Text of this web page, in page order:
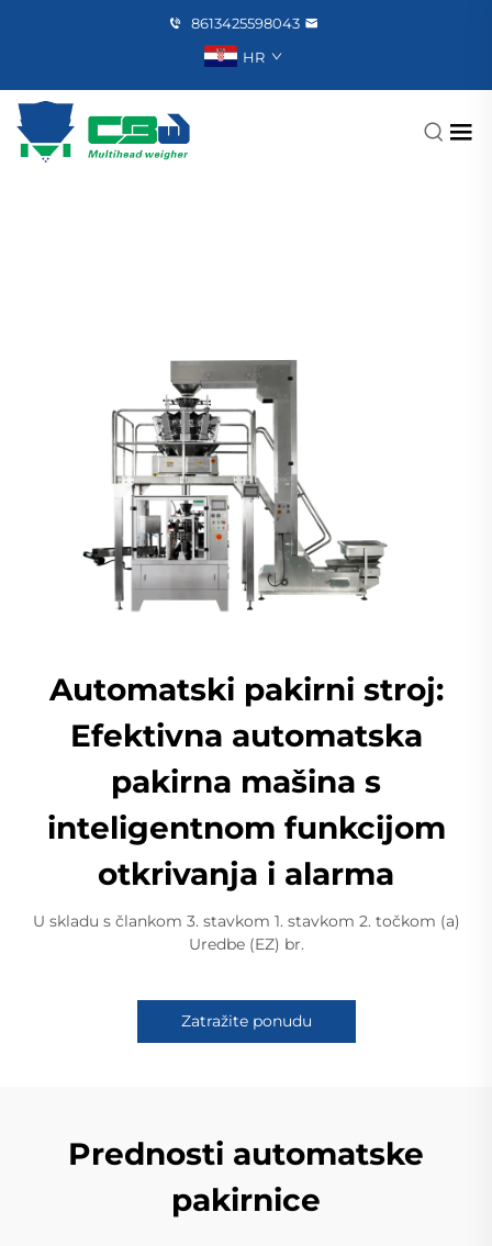
8613425598043
HR
Automatski pakirni stroj:
Efektivna automatska
pakirna mašina s
inteligentnom funkcijom
otkrivanja i alarma
U skladu s člankom 3. stavkom 1. stavkom 2. točkom (a)
Uredbe (EZ) br.
Zatražite ponudu
Prednosti automatske
pakirnice